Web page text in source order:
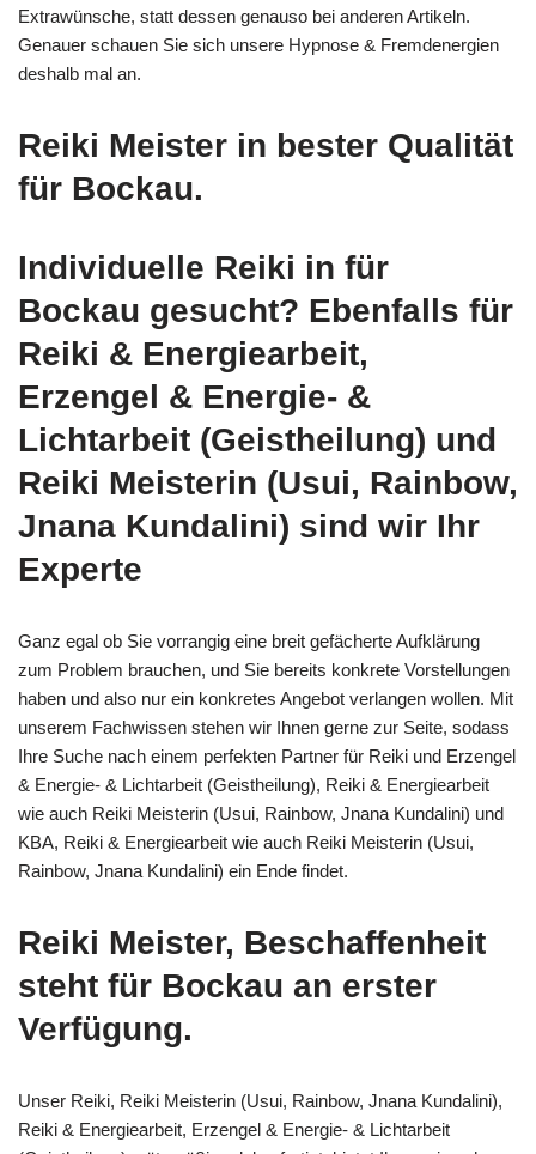
Extrawünsche, statt dessen genauso bei anderen Artikeln.
Genauer schauen Sie sich unsere Hypnose & Fremdenergien
deshalb mal an.
Reiki Meister in bester Qualität
für Bockau.
Individuelle Reiki in für
Bockau gesucht? Ebenfalls für
Reiki & Energiearbeit,
Erzengel & Energie- &
Lichtarbeit (Geistheilung) und
Reiki Meisterin (Usui, Rainbow,
Jnana Kundalini) sind wir Ihr
Experte
Ganz egal ob Sie vorrangig eine breit gefächerte Aufklärung
zum Problem brauchen, und Sie bereits konkrete Vorstellungen
haben und also nur ein konkretes Angebot verlangen wollen. Mit
unserem Fachwissen stehen wir Ihnen gerne zur Seite, sodass
Ihre Suche nach einem perfekten Partner für Reiki und Erzengel
& Energie- & Lichtarbeit (Geistheilung), Reiki & Energiearbeit
wie auch Reiki Meisterin (Usui, Rainbow, Jnana Kundalini) und
KBA, Reiki & Energiearbeit wie auch Reiki Meisterin (Usui,
Rainbow, Jnana Kundalini) ein Ende findet.
Reiki Meister, Beschaffenheit
steht für Bockau an erster
Verfügung.
Unser Reiki, Reiki Meisterin (Usui, Rainbow, Jnana Kundalini),
Reiki & Energiearbeit, Erzengel & Energie- & Lichtarbeit